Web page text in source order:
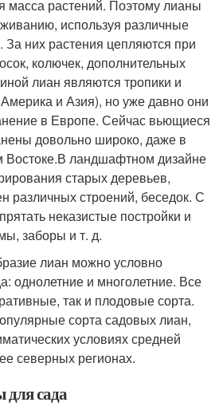
масса растений. Поэтому лианы
используя различные
них растения цепляются при
колючек, дополнительных
лиан являются тропики и
и Азия), но уже давно они
в Европе. Сейчас вьющиеся
довольно широко, даже в
ландшафтном дизайне
старых деревьев,
различных строений, беседок. С
неказистые постройки и
заборы и т. д.
лиан можно условно
однолетние и многолетние. Все
так и плодовые сорта.
сорта садовых лиан,
условиях средней
северных регионах.
сада